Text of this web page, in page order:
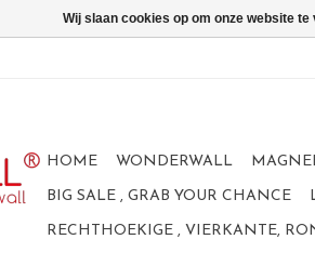
HOME WONDERWALL
BIG SALE , GRAB YOUR CHANCE
RECHTHOEKIGE , VIERKANTE,
Wij slaan cookies op om onze website